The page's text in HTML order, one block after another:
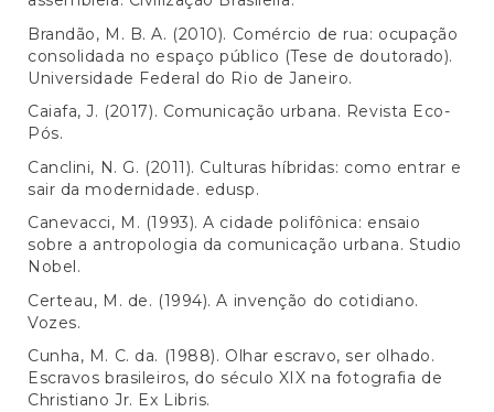
Brandão, M. B. A. (2010). Comércio de rua: ocupação
consolidada no espaço público (Tese de doutorado).
Universidade Federal do Rio de Janeiro.
Caiafa, J. (2017). Comunicação urbana. Revista Eco-
Pós.
Canclini, N. G. (2011). Culturas híbridas: como entrar e
sair da modernidade. edusp.
Canevacci, M. (1993). A cidade polifônica: ensaio
sobre a antropologia da comunicação urbana. Studio
Nobel.
Certeau, M. de. (1994). A invenção do cotidiano.
Vozes.
Cunha, M. C. da. (1988). Olhar escravo, ser olhado.
Escravos brasileiros, do século XIX na fotografia de
Christiano Jr. Ex Libris.